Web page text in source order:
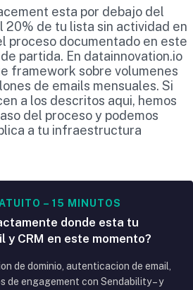
esta por debajo del
20% de tu lista sin actividad en
proceso documentado en este
partida. En datainnovation.io
framework sobre volumenes
de emails mensuales. Si
a los descritos aqui, hemos
del proceso y podemos
a tu infraestructura
– 15 MINUTOS
donde esta tu
y CRM en este momento?
de dominio, autenticacion de email,
de engagement con Sendability – y